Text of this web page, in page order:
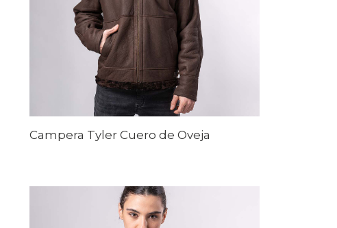
Campera Tyler Cuero de Oveja